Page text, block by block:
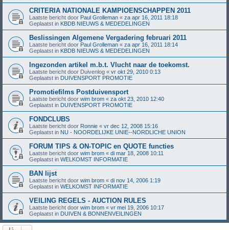
CRITERIA NATIONALE KAMPIOENSCHAPPEN 2011
Laatste bericht door Paul Grolleman « za apr 16, 2011 18:18
Geplaatst in KBDB NIEUWS & MEDEDELINGEN
Beslissingen Algemene Vergadering februari 2011
Laatste bericht door Paul Grolleman « za apr 16, 2011 18:14
Geplaatst in KBDB NIEUWS & MEDEDELINGEN
Ingezonden artikel m.b.t. Vlucht naar de toekomst.
Laatste bericht door Duivenlog « vr okt 29, 2010 0:13
Geplaatst in DUIVENSPORT PROMOTIE
Promotiefilms Postduivensport
Laatste bericht door wim brom « za okt 23, 2010 12:40
Geplaatst in DUIVENSPORT PROMOTIE
FONDCLUBS
Laatste bericht door Ronnie « vr dec 12, 2008 15:16
Geplaatst in NU - NOORDELIJKE UNIE--NORDLICHE UNION
FORUM TIPS & ON-TOPIC en QUOTE functies
Laatste bericht door wim brom « di mar 18, 2008 10:11
Geplaatst in WELKOMST INFORMATIE
BAN lijst
Laatste bericht door wim brom « di nov 14, 2006 1:19
Geplaatst in WELKOMST INFORMATIE
VEILING REGELS - AUCTION RULES
Laatste bericht door wim brom « vr mei 19, 2006 10:17
Geplaatst in DUIVEN & BONNENVEILINGEN